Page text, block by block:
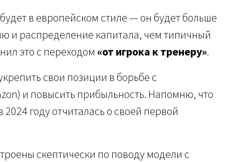
в европейском стиле — он будет больше
и распределение капитала, чем типичный
это с переходом «от игрока к тренеру».
свои позиции в борьбе с
и повысить прибыльность. Напомню, что
году отчиталась о своей первой
скептически по поводу модели с